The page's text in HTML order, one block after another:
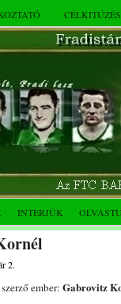
INTERJÚK
2.
ember: Gabrovitz